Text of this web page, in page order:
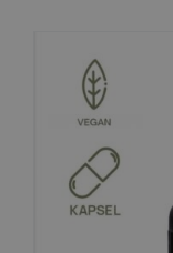
HINNAKIRI
E-POOD